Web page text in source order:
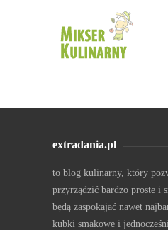
extradania.pl
to blog kulinarny, który
przyrządzić bardzo proste i
będą zaspokajać nawet
kubki smakowe i